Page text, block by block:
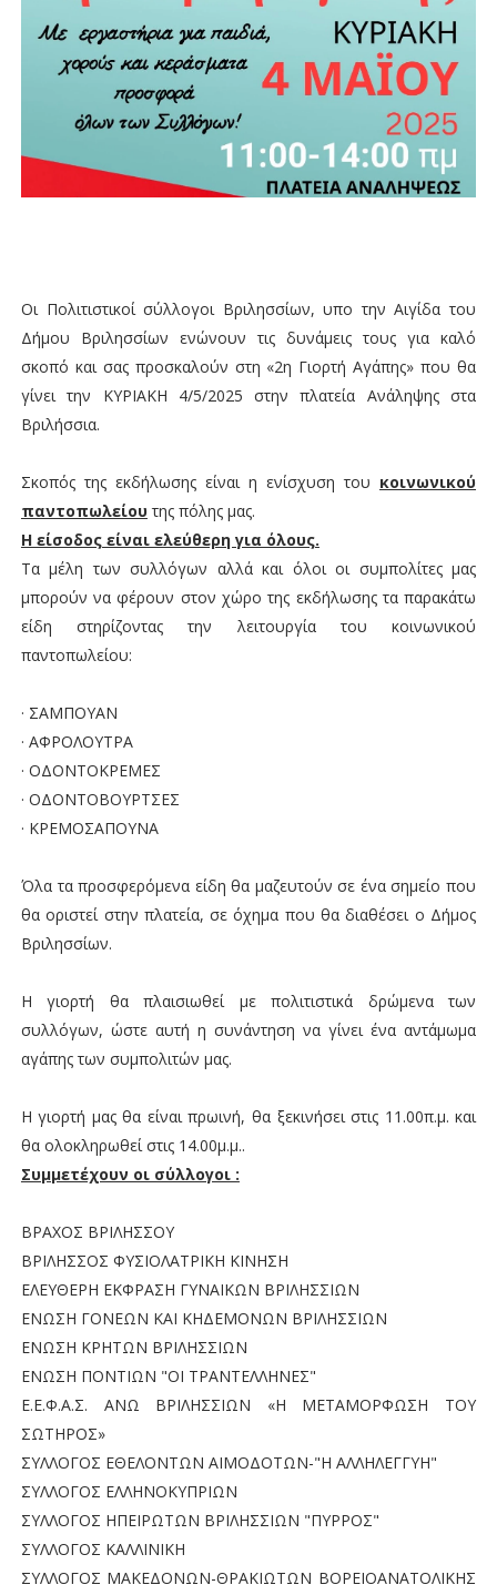
Οι Πολιτιστικοί σύλλογοι Βριλησσίων, υπο την Αιγίδα του
Δήμου Βριλησσίων ενώνουν τις δυνάμεις τους για καλό
σκοπό και σας προσκαλούν στη «2η Γιορτή Αγάπης» που θα
γίνει την ΚΥΡΙΑΚΗ 4/5/2025 στην πλατεία Ανάληψης στα
Βριλήσσια.
Σκοπός της εκδήλωσης είναι η ενίσχυση του κοινωνικού
παντοπωλείου της πόλης μας.
Η είσοδος είναι ελεύθερη για όλους.
Τα μέλη των συλλόγων αλλά και όλοι οι συμπολίτες μας
μπορούν να φέρουν στον χώρο της εκδήλωσης τα παρακάτω
είδη στηρίζοντας την λειτουργία τουκοινωνικού
παντοπωλείου:
· ΣΑΜΠΟΥΑΝ
· ΑΦΡΟΛΟΥΤΡΑ
· ΟΔΟΝΤΟΚΡΕΜΕΣ
· ΟΔΟΝΤΟΒΟΥΡΤΣΕΣ
· ΚΡΕΜΟΣΑΠΟΥΝΑ
Όλα τα προσφερόμενα είδη θα μαζευτούν σε ένα σημείο που
θα οριστεί στην πλατεία, σε όχημα που θα διαθέσει ο Δήμος
Βριλησσίων.
Η γιορτή θα πλαισιωθεί με πολιτιστικά δρώμενα των
συλλόγων, ώστε αυτή η συνάντηση να γίνει ένα αντάμωμα
αγάπης των συμπολιτών μας.
Η γιορτή μας θα είναι πρωινή, θα ξεκινήσει στις 11.00π.μ. και
θα ολοκληρωθεί στις 14.00μ.μ..
Συμμετέχουν οι σύλλογοι :
ΒΡΑΧΟΣ ΒΡΙΛΗΣΣΟΥ
ΒΡΙΛΗΣΣΟΣ ΦΥΣΙΟΛΑΤΡΙΚΗ ΚΙΝΗΣΗ
ΕΛΕΥΘΕΡΗ ΕΚΦΡΑΣΗ ΓΥΝΑΙΚΩΝ ΒΡΙΛΗΣΣΙΩΝ
ΕΝΩΣΗ ΓΟΝΕΩΝ ΚΑΙ ΚΗΔΕΜΟΝΩΝ ΒΡΙΛΗΣΣΙΩΝ
ΕΝΩΣΗ ΚΡΗΤΩΝ ΒΡΙΛΗΣΣΙΩΝ
ΕΝΩΣΗ ΠΟΝΤΙΩΝ "ΟΙ ΤΡΑΝΤΕΛΛΗΝΕΣ"
Ε.Ε.Φ.Α.Σ. ΑΝΩ ΒΡΙΛΗΣΣΙΩΝ «Η ΜΕΤΑΜΟΡΦΩΣΗ ΤΟΥ
ΣΩΤΗΡΟΣ»
ΣΥΛΛΟΓΟΣ ΕΘΕΛΟΝΤΩΝ ΑΙΜΟΔΟΤΩΝ-"Η ΑΛΛΗΛΕΓΓΥΗ"
ΣΥΛΛΟΓΟΣ ΕΛΛΗΝΟΚΥΠΡΙΩΝ
ΣΥΛΛΟΓΟΣ ΗΠΕΙΡΩΤΩΝ ΒΡΙΛΗΣΣΙΩΝ "ΠΥΡΡΟΣ"
ΣΥΛΛΟΓΟΣ ΚΑΛΛΙΝΙΚΗ
ΣΥΛΛΟΓΟΣ ΜΑΚΕΔΟΝΩΝ-ΘΡΑΚΙΩΤΩΝ ΒΟΡΕΙΟΑΝΑΤΟΛΙΚΗΣ